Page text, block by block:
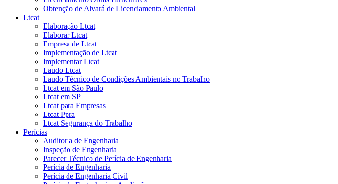
Obtenção de Alvará de Licenciamento Ambiental
Ltcat
Elaboração Ltcat
Elaborar Ltcat
Empresa de Ltcat
Implementação de Ltcat
Implementar Ltcat
Laudo Ltcat
Laudo Técnico de Condições Ambientais no Trabalho
Ltcat em São Paulo
Ltcat em SP
Ltcat para Empresas
Ltcat Ppra
Ltcat Segurança do Trabalho
Perícias
Auditoria de Engenharia
Inspeção de Engenharia
Parecer Técnico de Perícia de Engenharia
Perícia de Engenharia
Perícia de Engenharia Civil